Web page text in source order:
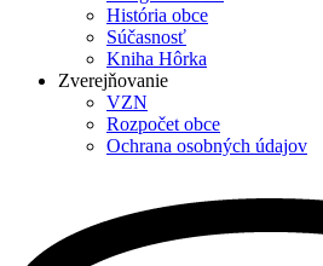
História obce
Súčasnosť
Kniha Hôrka
Zverejňovanie
VZN
Rozpočet obce
Ochrana osobných údajov